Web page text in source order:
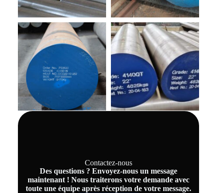
Contactez-nous
Des questions ? Envoyez-nous un message
maintenant ! Nous traiterons votre demande avec
toute une équipe après réception de votre message.